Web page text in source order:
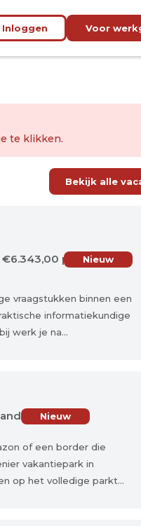
Inloggen Voor
te klikken.
Bekijk alle
per maand
Nieuw
vraagstukken binnen een
informatiekundige
werk je na...
Nieuw
of een border die
vakantiepark in
op het volledige parkt...